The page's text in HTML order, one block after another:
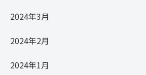
2024年3月
2024年2月
2024年1月